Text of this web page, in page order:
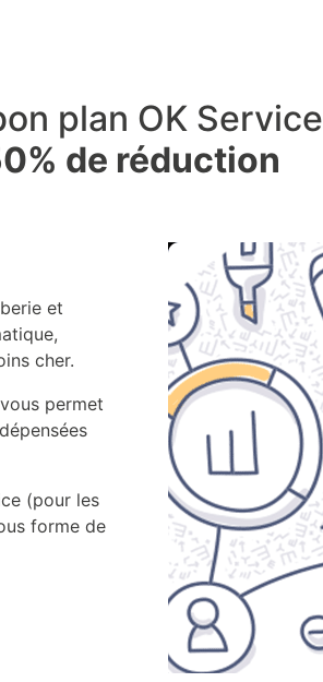
plan OK Service
de réduction
et
cher.
permet
(pour les
forme de